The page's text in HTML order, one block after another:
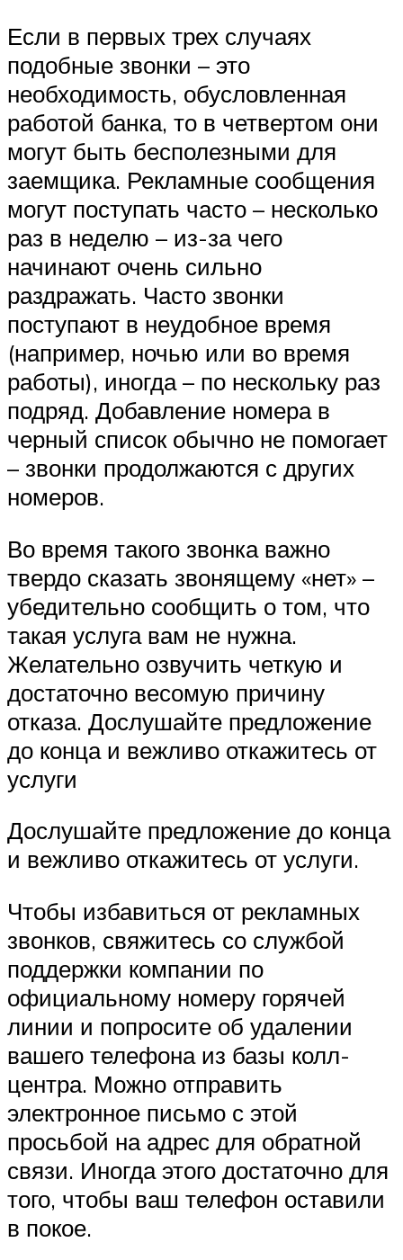
Если в первых трех случаях
подобные звонки – это
необходимость, обусловленная
работой банка, то в четвертом они
могут быть бесполезными для
заемщика. Рекламные сообщения
могут поступать часто – несколько
раз в неделю – из-за чего
начинают очень сильно
раздражать. Часто звонки
поступают в неудобное время
(например, ночью или во время
работы), иногда – по нескольку раз
подряд. Добавление номера в
черный список обычно не помогает
– звонки продолжаются с других
номеров.
Во время такого звонка важно
твердо сказать звонящему «нет» –
убедительно сообщить о том, что
такая услуга вам не нужна.
Желательно озвучить четкую и
достаточно весомую причину
отказа. Дослушайте предложение
до конца и вежливо откажитесь от
услуги
Дослушайте предложение до конца
и вежливо откажитесь от услуги.
Чтобы избавиться от рекламных
звонков, свяжитесь со службой
поддержки компании по
официальному номеру горячей
линии и попросите об удалении
вашего телефона из базы колл-
центра. Можно отправить
электронное письмо с этой
просьбой на адрес для обратной
связи. Иногда этого достаточно для
того, чтобы ваш телефон оставили
в покое.